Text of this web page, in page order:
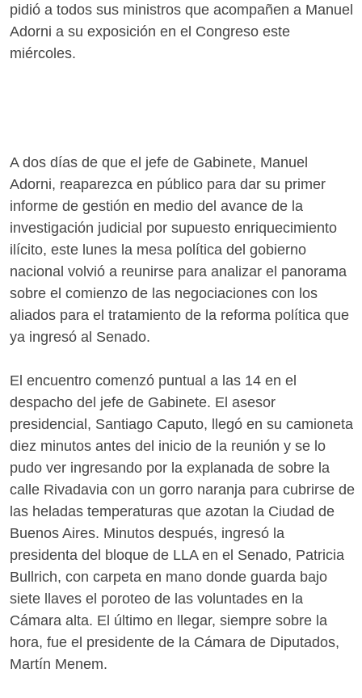
pidió a todos sus ministros que acompañen a Manuel
Adorni a su exposición en el Congreso este
miércoles.
A dos días de que el jefe de Gabinete, Manuel
Adorni, reaparezca en público para dar su primer
informe de gestión en medio del avance de la
investigación judicial por supuesto enriquecimiento
ilícito, este lunes la mesa política del gobierno
nacional volvió a reunirse para analizar el panorama
sobre el comienzo de las negociaciones con los
aliados para el tratamiento de la reforma política que
ya ingresó al Senado.
El encuentro comenzó puntual a las 14 en el
despacho del jefe de Gabinete. El asesor
presidencial, Santiago Caputo, llegó en su camioneta
diez minutos antes del inicio de la reunión y se lo
pudo ver ingresando por la explanada de sobre la
calle Rivadavia con un gorro naranja para cubrirse de
las heladas temperaturas que azotan la Ciudad de
Buenos Aires. Minutos después, ingresó la
presidenta del bloque de LLA en el Senado, Patricia
Bullrich, con carpeta en mano donde guarda bajo
siete llaves el poroteo de las voluntades en la
Cámara alta. El último en llegar, siempre sobre la
hora, fue el presidente de la Cámara de Diputados,
Martín Menem.